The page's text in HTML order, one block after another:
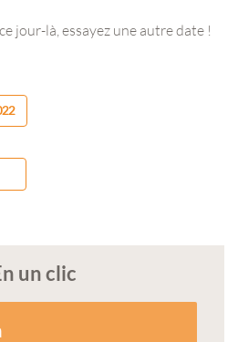
jour-là, essayez une autre date !
un clic